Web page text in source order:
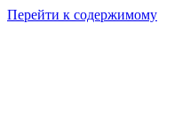
Перейти к содержимому